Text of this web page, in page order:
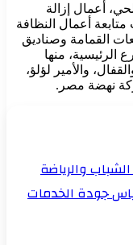
أعمال إزالة
متابعة أعمال النظافة
القمامة وصناديق
الرئيسية، منها
والأمير لؤلؤ،
نهضة مصر.
والرياضة
جودة الخدمات